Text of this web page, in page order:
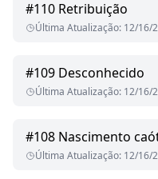
#110 Retribuição
Última Atualização: 12/16/
#109 Desconhecido
Última Atualização: 12/16/
#108 Nascimento
Última Atualização: 12/16/